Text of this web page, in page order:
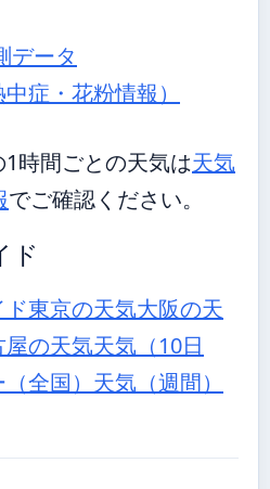
データ
症・花粉情報）
時間ごとの天気は天気
でご確認ください。
ド
東京の天気大阪の天
屋の天気天気（10日
全国） 天気（週間）